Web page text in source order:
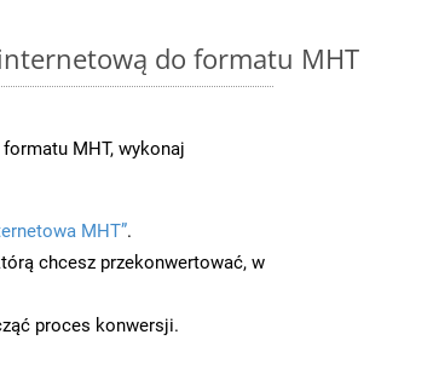
do formatu MHT
MHT, wykonaj
MHT”.
chcesz przekonwertować, w
proces konwersji.